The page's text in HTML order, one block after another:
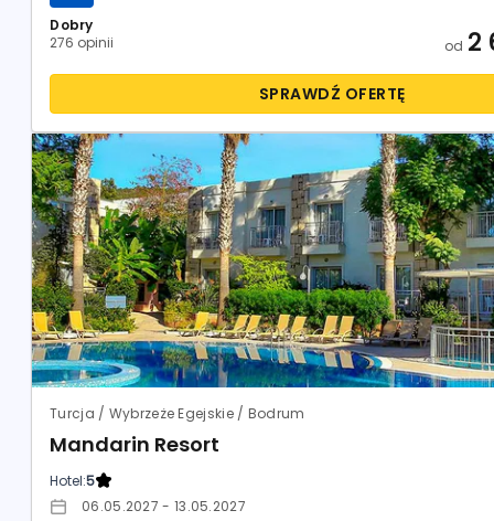
Dobry
276 opinii
od 2
SPRAWDŹ OFERTĘ
Turcja / Wybrzeże Egejskie / Bodrum
Mandarin Resort
Hotel:5
06.05.2027 - 13.05.2027